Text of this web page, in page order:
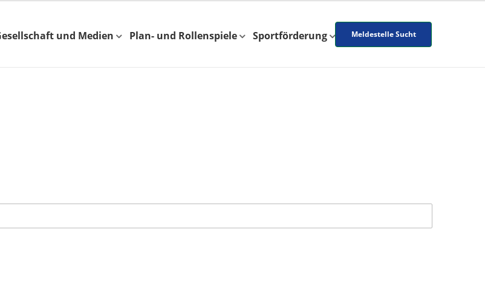
und Medien Plan- und Rollenspiele Sportförderung Meldestelle Sucht